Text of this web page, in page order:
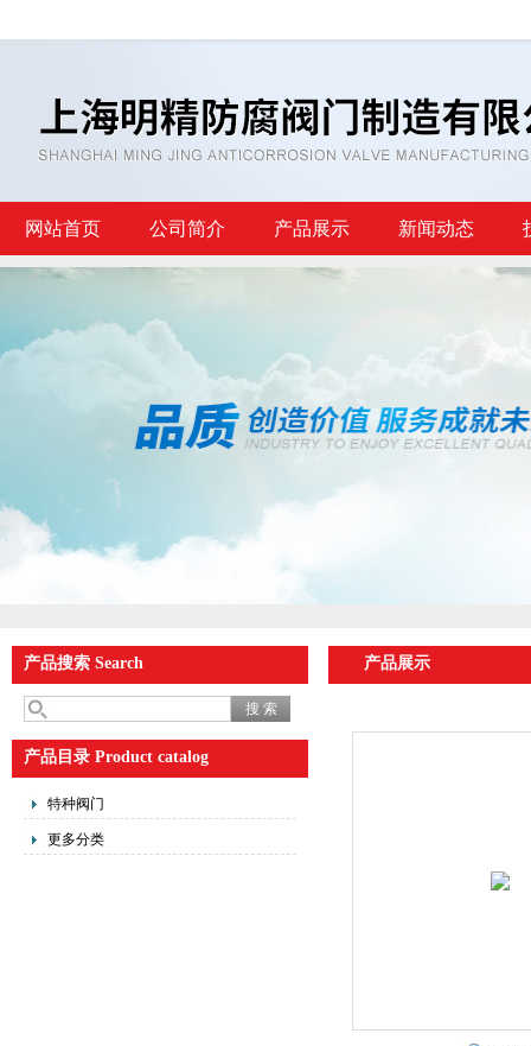
网站首页 公司简介 产品展示 新闻动态
产品搜索 Search
产品目录 Product catalog
特种阀门
更多分类
产品展示